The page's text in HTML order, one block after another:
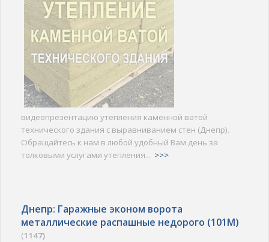
видеопрезентацию утепления каменной ватой
технического здания с выравниванием стен (Днепр).
Обращайтесь к нам в любой удобный Вам день за
толковыми услугами утепления... >>>
Днепр: Гаражные эконом ворота
металлические распашные недорого (101M)
(1147)